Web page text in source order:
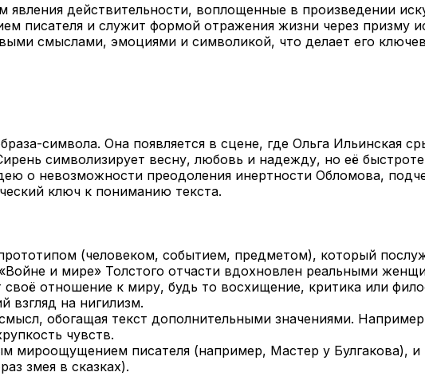
действительности, воплощенные в произведении
писателя и служит формой отражения жизни через призму
смыслами, эмоциями и символикой, что делает его
символа. Она появляется в сцене, где Ольга Ильинская
символизирует весну, любовь и надежду, но её
о невозможности преодоления инертности Обломова,
ключ к пониманию текста.
(человеком, событием, предметом), который
и мире» Толстого отчасти вдохновлен реальными
отношение к миру, будь то восхищение, критика или
взгляд на нигилизм.
обогащая текст дополнительными значениями.
чувств.
мироощущением писателя (например, Мастер у Булгакова),
змея в сказках).